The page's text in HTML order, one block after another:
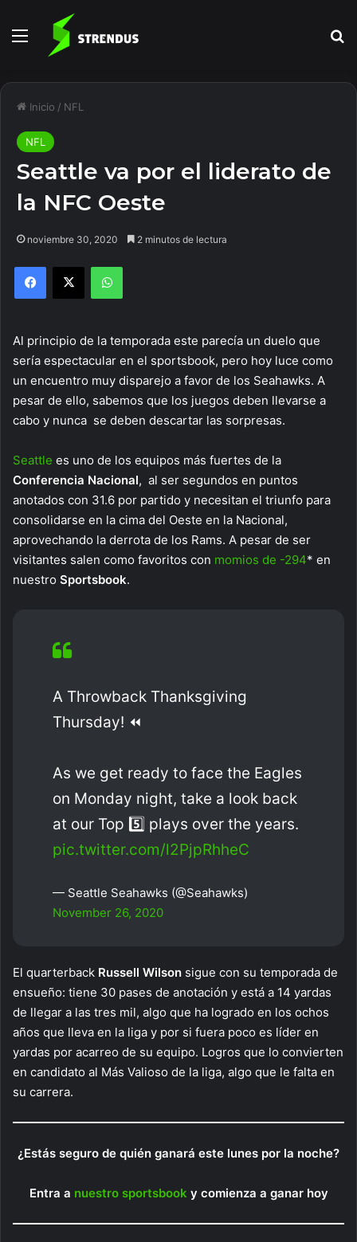
Menú
Inicio / NFL
NFL
Seattle va por el liderato de
la NFC Oeste
noviembre 30, 2020 2 minutos de lectura
Facebook
X WhatsApp
Al principio de la temporada este parecía un duelo que
sería espectacular en el sportsbook, pero hoy luce como
un encuentro muy disparejo a favor de los Seahawks. A
pesar de ello, sabemos que los juegos deben llevarse a
cabo y nunca se deben descartar las sorpresas.
Seattle es uno de los equipos más fuertes de la
Conferencia Nacional, al ser segundos en puntos
anotados con 31.6 por partido y necesitan el triunfo para
consolidarse en la cima del Oeste en la Nacional,
aprovechando la derrota de los Rams. A pesar de ser
visitantes salen como favoritos con momios de -294* en
nuestro Sportsbook.
A Throwback Thanksgiving
Thursday! ⏪
As we get ready to face the Eagles
on Monday night, take a look back
at our Top 5️⃣ plays over the years.
pic.twitter.com/l2PjpRhheC
— Seattle Seahawks (@Seahawks)
November 26, 2020
El quarterback Russell Wilson sigue con su temporada de
ensueño: tiene 30 pases de anotación y está a 14 yardas
de llegar a las tres mil, algo que ha logrado en los ochos
años que lleva en la liga y por si fuera poco es líder en
yardas por acarreo de su equipo. Logros que lo convierten
en candidato al Más Valioso de la liga, algo que le falta en
su carrera.
¿Estás seguro de quién ganará este lunes por la noche?
Entra a nuestro sportsbook y comienza a ganar hoy